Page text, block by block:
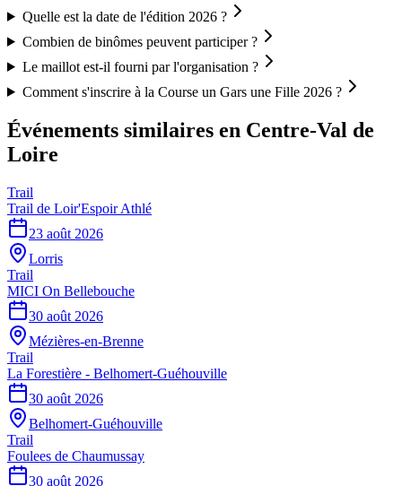
Quelle est la date de l'édition 2026 ?
Combien de binômes peuvent participer ?
Le maillot est-il fourni par l'organisation ?
Comment s'inscrire à la Course un Gars une Fille 2026 ?
Événements similaires en Centre-Val de
Loire
Trail
Trail de Loir'Espoir Athlé
23 août 2026
Lorris
Trail
MICI On Bellebouche
30 août 2026
Mézières-en-Brenne
Trail
La Forestière - Belhomert-Guéhouville
30 août 2026
Belhomert-Guéhouville
Trail
Foulees de Chaumussay
30 août 2026